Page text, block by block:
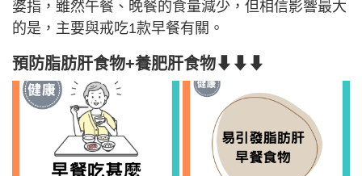
婆指，雖然午餐、晚餐的食量減少，但相信影響最大
的是，主要與戒吃1款早餐有關。
預防脂肪肝食物+養肥肝食物⬇⬇⬇